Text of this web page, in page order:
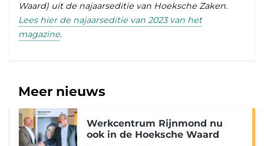
Waard) uit de najaarseditie van Hoeksche Zaken.
Lees hier de najaarseditie van 2023 van het
magazine.
Meer nieuws
Werkcentrum Rijnmond nu
ook in de Hoeksche Waard